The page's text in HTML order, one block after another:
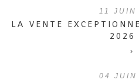
11 JUIN
LA VENTE
2026
›
04 JUIN